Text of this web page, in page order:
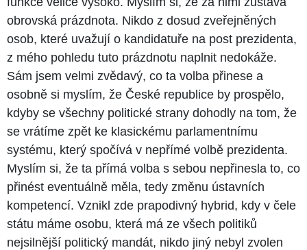
obrovská prázdnota. Nikdo z dosud zveřejněných
osob, které uvažují o kandidatuře na post prezidenta,
z mého pohledu tuto prázdnotu naplnit nedokáže.
Sám jsem velmi zvědavý, co ta volba přinese a
osobně si myslím, že České republice by prospělo,
kdyby se všechny politické strany dohodly na tom, že
se vrátíme zpět ke klasickému parlamentnímu
systému, který spočívá v nepřímé volbě prezidenta.
Myslím si, že ta přímá volba s sebou nepřinesla to, co
přinést eventuálně měla, tedy změnu ústavních
kompetencí. Vznikl zde prapodivný hybrid, kdy v čele
státu máme osobu, která má ze všech politiků
nejsilnější politický mandát, nikdo jiný nebyl zvolen